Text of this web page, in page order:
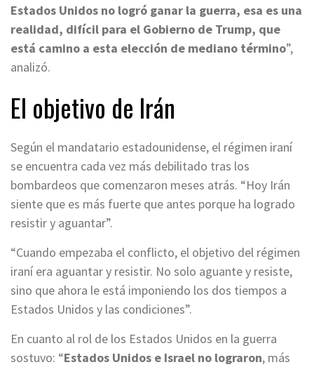
Estados Unidos no logró ganar la guerra, esa es una
realidad, difícil para el Gobierno de Trump, que
está camino a esta elección de mediano término”,
analizó.
El objetivo de Irán
Según el mandatario estadounidense, el régimen iraní
se encuentra cada vez más debilitado tras los
bombardeos que comenzaron meses atrás. “Hoy Irán
siente que es más fuerte que antes porque ha logrado
resistir y aguantar”.
“Cuando empezaba el conflicto, el objetivo del régimen
iraní era aguantar y resistir. No solo aguante y resiste,
sino que ahora le está imponiendo los dos tiempos a
Estados Unidos y las condiciones”.
En cuanto al rol de los Estados Unidos en la guerra
sostuvo: “Estados Unidos e Israel no lograron, más